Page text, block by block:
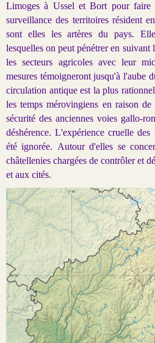
Limoges à Ussel et Bort pour faire
surveillance des territoires résident
sont elles les artères du pays.
lesquelles on peut pénétrer en
les secteurs agricoles avec leur
mesures témoigneront jusqu'à l'aube
circulation antique est la plus
les temps mérovingiens en raison
sécurité des anciennes voies gallo-
déshérence. L'expérience cruelle
été ignorée. Autour d'elles se
châtellenies chargées de contrôler et
et aux cités.